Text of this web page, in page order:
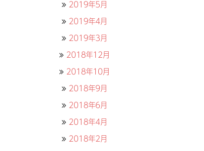
2019年5月
2019年4月
2019年3月
2018年12月
2018年10月
2018年9月
2018年6月
2018年4月
2018年2月